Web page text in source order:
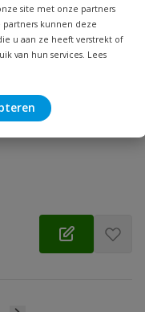
site met onze partners
partners kunnen deze
u aan ze heeft verstrekt of
van hun services. Lees
16 bar | O-ring: epdm |